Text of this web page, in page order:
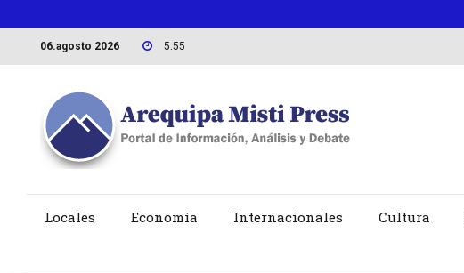
06.agosto 2026 5:55
Locales Economía Internacionales Cultura